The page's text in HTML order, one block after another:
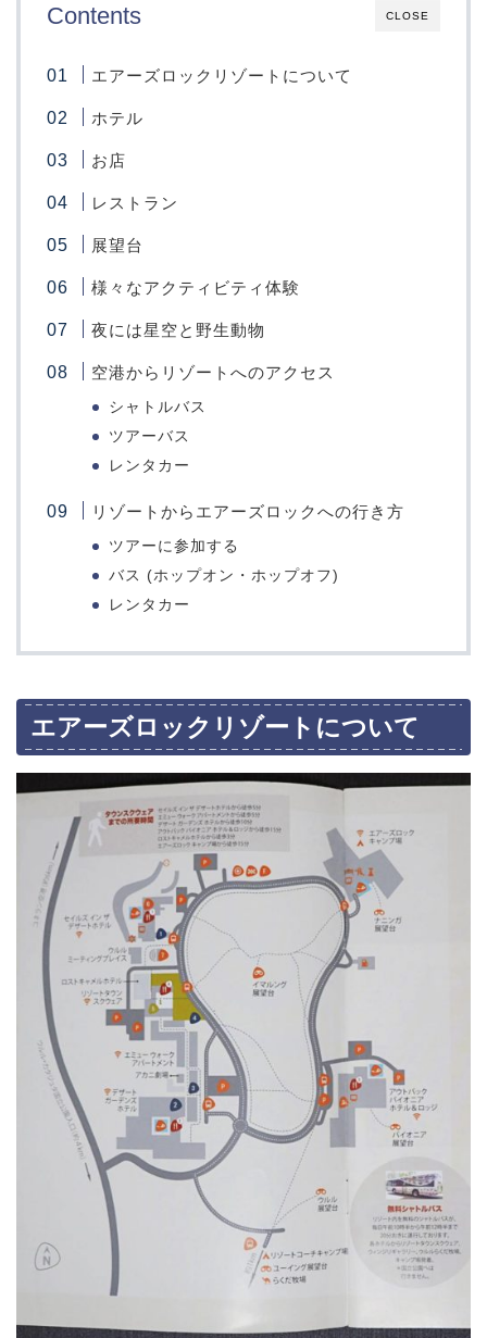
CLOSE
Contents
エアーズロックリゾートについて
ホテル
お店
レストラン
展望台
様々なアクティビティ体験
夜には星空と野生動物
空港からリゾートへのアクセス
シャトルバス
ツアーバス
レンタカー
リゾートからエアーズロックへの行き方
ツアーに参加する
バス (ホップオン・ホップオフ)
レンタカー
エアーズロックリゾートについて